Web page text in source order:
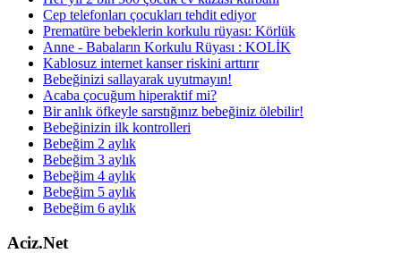
Cep telefonları çocukları tehdit ediyor
Prematüre bebeklerin korkulu rüyası: Körlük
Anne - Babaların Korkulu Rüyası : KOLİK
Kablosuz internet kanser riskini arttırır
Bebeğinizi sallayarak uyutmayın!
Acaba çocuğum hiperaktif mi?
Bir anlık öfkeyle sarstığınız bebeğiniz ölebilir!
Bebeğinizin ilk kontrolleri
Bebeğim 2 aylık
Bebeğim 3 aylık
Bebeğim 4 aylık
Bebeğim 5 aylık
Bebeğim 6 aylık
Aciz.Net